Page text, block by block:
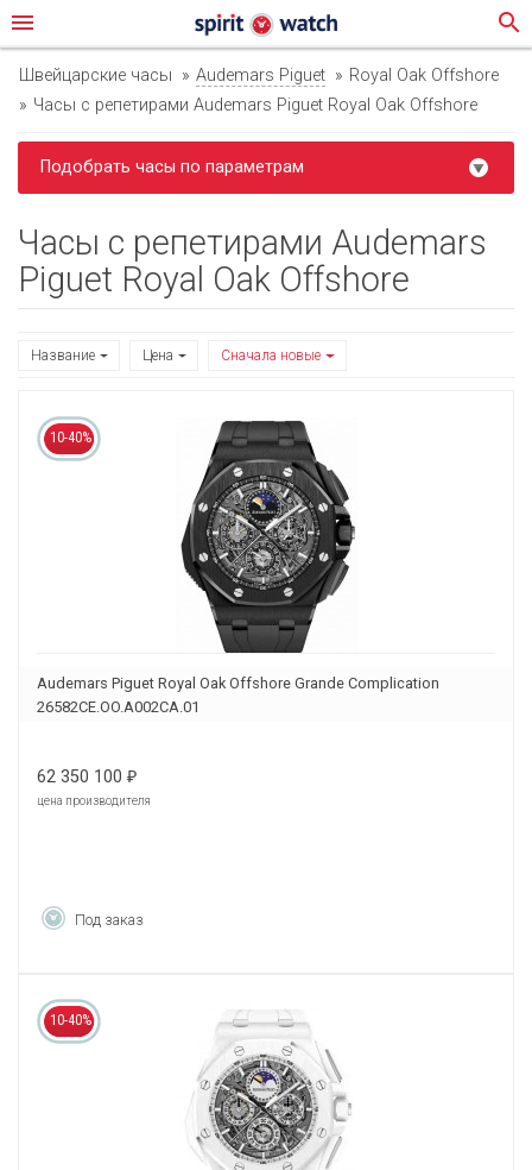
menu search
Швейцарские часы Audemars Piguet
Royal Oak Offshore
Часы с репетирами Audemars Piguet Royal Oak Offshore
Подобрать часы по параметрам
Часы с репетирами Audemars
Piguet Royal Oak Offshore
Название Цена Сначала новые
10-40%
Audemars Piguet Royal Oak Offshore Grande Complication
26582CE.OO.A002CA.01
62 350 100 ₽
цена производителя
Под заказ
10-40%